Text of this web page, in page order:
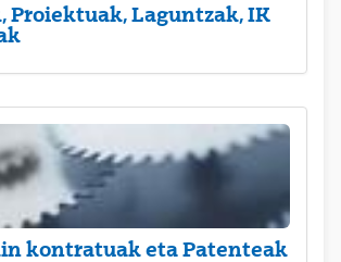
Proiektuak, Laguntzak, IK
kontratuak eta Patenteak